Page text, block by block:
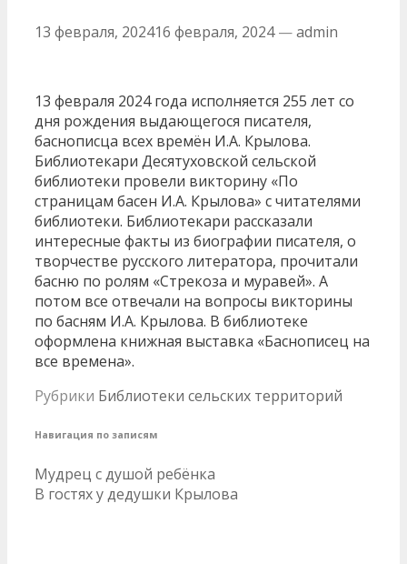
13 февраля, 202416 февраля, 2024 —admin
13 февраля 2024 года исполняется 255 лет со
дня рождения выдающегося писателя,
баснописца всех времён И.А. Крылова.
Библиотекари Десятуховской сельской
библиотеки провели викторину «По
страницам басен И.А. Крылова» с читателями
библиотеки. Библиотекари рассказали
интересные факты из биографии писателя, о
творчестве русского литератора, прочитали
басню по ролям «Стрекоза и муравей». А
потом все отвечали на вопросы викторины
по басням И.А. Крылова. В библиотеке
оформлена книжная выставка «Баснописец на
все времена».
Рубрики Библиотеки сельских территорий
Навигация по записям
Мудрец с душой ребёнка
В гостях у дедушки Крылова